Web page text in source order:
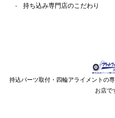
持ち込み専門店のこだわり
持込パーツ取付・四輪アライメントの
お店で